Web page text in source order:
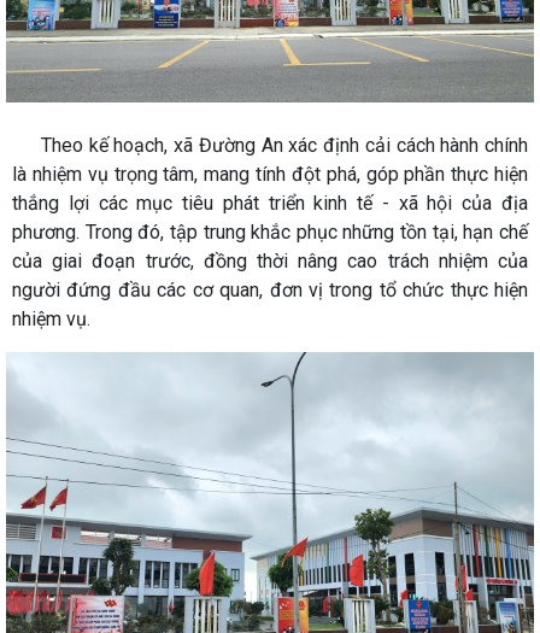
Theo kế hoạch, xã Đường An xác định cải cách hành chính
là nhiệm vụ trọng tâm, mang tính đột phá, góp phần thực hiện
thắng lợi các mục tiêu phát triển kinh tế - xã hội của địa
phương. Trong đó, tập trung khắc phục những tồn tại, hạn chế
của giai đoạn trước, đồng thời nâng cao trách nhiệm của
người đứng đầu các cơ quan, đơn vị trong tổ chức thực hiện
nhiệm vụ.